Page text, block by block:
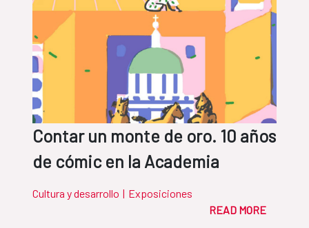
Contar un monte de oro. 10 años
de cómic en la Academia
Cultura y desarrollo | Exposiciones
READ MORE